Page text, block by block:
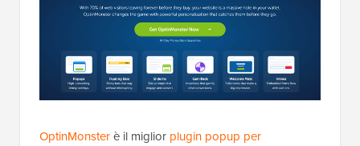
OptinMonsterè il miglior plugin popup per